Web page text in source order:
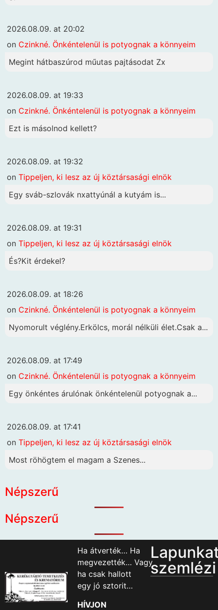
2026.08.09. at 20:02
on Czinkné. Önkéntelenül is potyognak a könnyeim
Megint hátbaszúrod műutas pajtásodat Zx
2026.08.09. at 19:33
on Czinkné. Önkéntelenül is potyognak a könnyeim
Ezt is másolnod kellett?
2026.08.09. at 19:32
on Tippeljen, ki lesz az új köztársasági elnök
Egy sváb-szlovák nxattyúnál a kutyám is...
2026.08.09. at 19:31
on Tippeljen, ki lesz az új köztársasági elnök
És?Kit érdekel?
2026.08.09. at 18:26
on Czinkné. Önkéntelenül is potyognak a könnyeim
Nyomorult véglény.Erkölcs, morál nélküli élet.Csak a...
2026.08.09. at 17:49
on Czinkné. Önkéntelenül is potyognak a könnyeim
Egy önkéntes árulónak önkéntelenül potyognak a...
2026.08.09. at 17:41
on Tippeljen, ki lesz az új köztársasági elnök
Most röhögtem el magam a Szenes...
Népszerű
Népszerű
Ha átverték… Ha
megvezették… Vagy
ha csak hallott
egy jó sztorit…
HÍVJON
szemlézi